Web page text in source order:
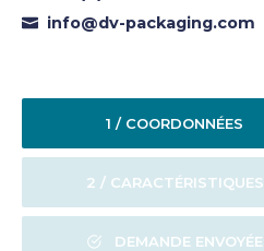
info@dv-packaging.com
1 / COORDONNÉES
2 / CARACTÉRISTIQUES
DEMANDE ENVOYÉE